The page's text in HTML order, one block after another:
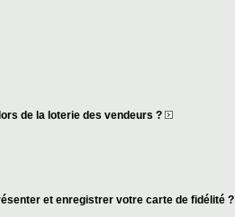
de la loterie des vendeurs ?
et enregistrer votre carte de fidélité ?